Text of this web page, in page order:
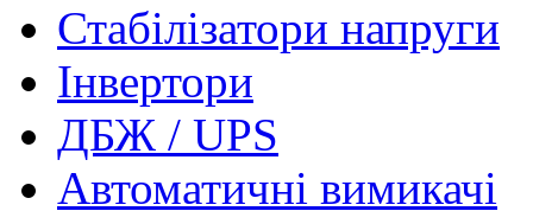
Стабілізатори напруги
Інвертори
ДБЖ / UPS
Автоматичні вимикачі